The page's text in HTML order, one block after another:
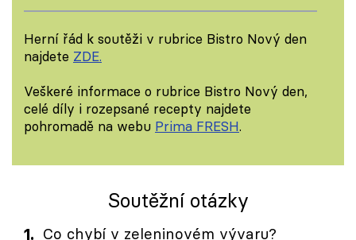
Herní řád k soutěži v rubrice Bistro Nový den
najdete ZDE.
Veškeré informace o rubrice Bistro Nový den,
celé díly i rozepsané recepty najdete
pohromadě na webu Prima FRESH.
Soutěžní otázky
1 Co chybí v zeleninovém vývaru?